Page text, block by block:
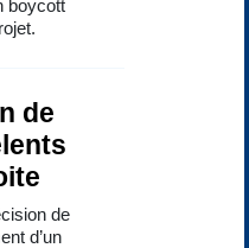
boycott
de
de
d’un